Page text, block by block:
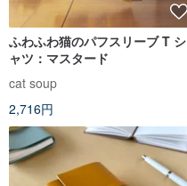
ふわふわ猫のパフスリーブ T シ
ャツ：マスタード
cat soup
2,716円